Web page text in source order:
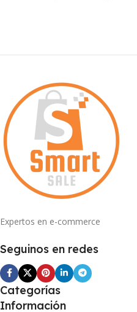
Expertos en e-commerce
Seguinos en redes
Categorías
Información